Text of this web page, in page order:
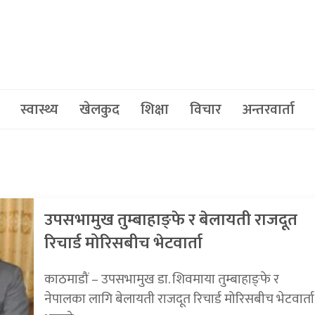
स्वास्थ्य खेलकुद शिक्षा विचार अन्तरवार्ता
उपसभामुख तुम्बाहाङ्फे र बेलायती राजदूत
रिचार्ड मोरिसबीच भेटवार्ता
काठमाडौं – उपसभामुख डा. शिवमाया तुम्बाहाङ्फे र
नेपालका लागि बेलायती राजदूत रिचार्ड मोरिसबीच भेटवार्ता